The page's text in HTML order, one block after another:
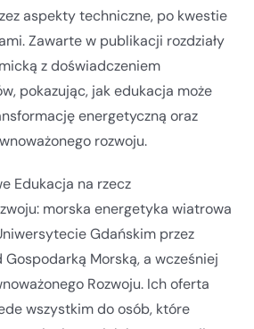
aspekty techniczne, po kwestie
Zawarte w publikacji rozdziały
z doświadczeniem
pokazując, jak edukacja może
energetyczną oraz
rozwoju.
Edukacja na rzecz
morska energetyka wiatrowa
Gdańskim przez
Morską, a wcześniej
Rozwoju. Ich oferta
wszystkim do osób, które